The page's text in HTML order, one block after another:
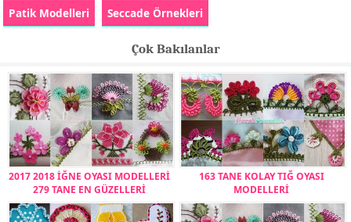
Patik Modelleri Seccade Örnekleri
Çok Bakılanlar
2017 2018 İĞNE OYASI MODELLERİ
279 TANE EN GÜZELLERİ
163 TANE KOLAY TIĞ OYASI
MODELLERİ